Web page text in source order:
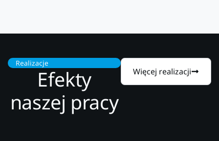
Realizacje
Efekty
naszej pracy
Więcej realizacji